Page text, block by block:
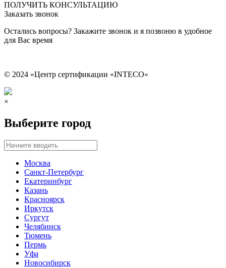
ПОЛУЧИТЬ КОНСУЛЬТАЦИЮ
Заказать звонок
Остались вопросы? Закажите звонок и я позвоню в удобное
для Вас время
© 2024 «Центр сертификации «INTECO»
×
Выберите город
Москва
Санкт-Петербург
Екатеринбург
Казань
Красноярск
Иркутск
Сургут
Челябинск
Тюмень
Пермь
Уфа
Новосибирск